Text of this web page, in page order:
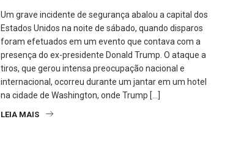
Um grave incidente de segurança abalou a capital dos
Estados Unidos na noite de sábado, quando disparos
foram efetuados em um evento que contava com a
presença do ex-presidente Donald Trump. O ataque a
tiros, que gerou intensa preocupação nacional e
internacional, ocorreu durante um jantar em um hotel
na cidade de Washington, onde Trump […]
LEIA MAIS